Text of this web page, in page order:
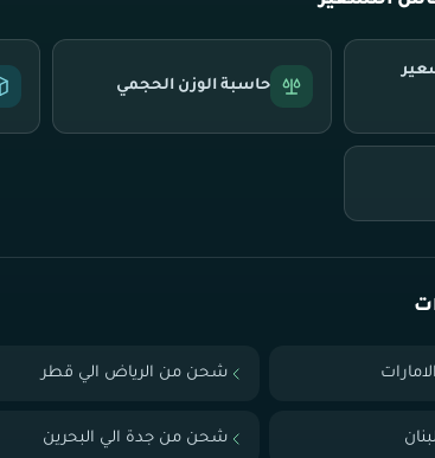
حاسبة الوزن الحجمي
شحن من الرياض الي قطر
شحن من جدة الي البحرين